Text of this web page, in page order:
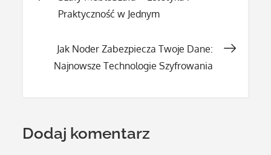
Praktyczność w Jednym
Jak Noder Zabezpiecza Twoje Dane:
Najnowsze Technologie Szyfrowania
Dodaj komentarz